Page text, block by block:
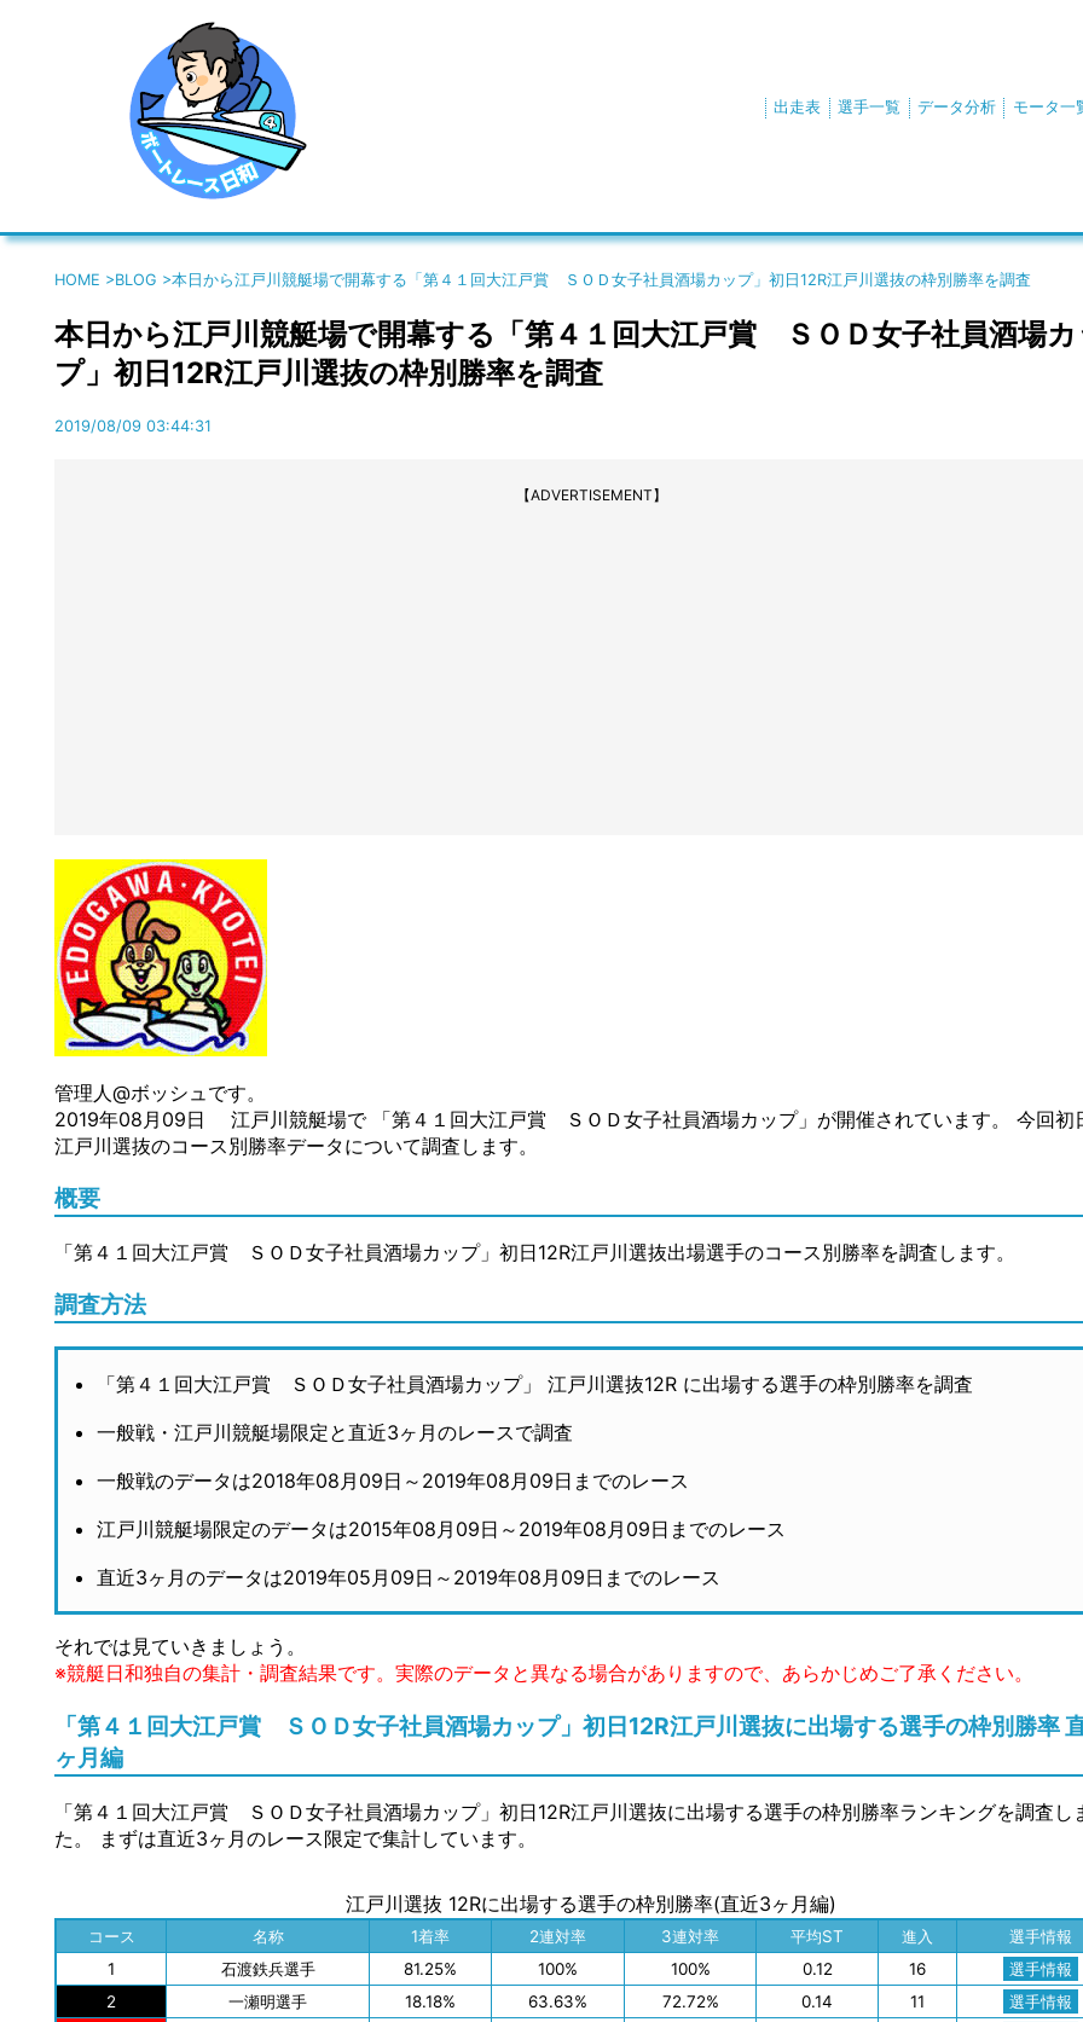
出走表 選手一覧 データ分析 モータ一
HOME >BLOG >本日から江戸川競艇場で開幕する「第４１回大江戸賞 ＳＯＤ女子社員酒場カップ」初日12R江戸川選抜の枠別勝率を調査
本日から江戸川競艇場で開幕する「第４１回大江戸賞 ＳＯＤ女子社員酒場カ
プ」初日12R江戸川選抜の枠別勝率を調査
2019/08/09 03:44:31
【ADVERTISEMENT】
管理人@ボッシュです。
2019年08月09日 江戸川競艇場で 「第４１回大江戸賞 ＳＯＤ女子社員酒場カップ」が開催されています。 今回初
江戸川選抜のコース別勝率データについて調査します。
概要
「第４１回大江戸賞 ＳＯＤ女子社員酒場カップ」初日12R江戸川選抜出場選手のコース別勝率を調査します。
調査方法
「第４１回大江戸賞 ＳＯＤ女子社員酒場カップ」 江戸川選抜12R に出場する選手の枠別勝率を調査
一般戦・江戸川競艇場限定と直近3ヶ月のレースで調査
一般戦のデータは2018年08月09日～2019年08月09日までのレース
江戸川競艇場限定のデータは2015年08月09日～2019年08月09日までのレース
直近3ヶ月のデータは2019年05月09日～2019年08月09日までのレース
それでは見ていきましょう。
※競艇日和独自の集計・調査結果です。実際のデータと異なる場合がありますので、あらかじめご了承ください。
「第４１回大江戸賞 ＳＯＤ女子社員酒場カップ」初日12R江戸川選抜に出場する選手の枠別勝率
ヶ月編
「第４１回大江戸賞 ＳＯＤ女子社員酒場カップ」初日12R江戸川選抜に出場する選手の枠別勝率ランキングを調査し
た。 まずは直近3ヶ月のレース限定で集計しています。
江戸川選抜 12Rに出場する選手の枠別勝率(直近3ヶ月編)
コース 名称 1着率 2連対率 3連対率 平均ST 進入
選手情報
1
石渡鉄兵選手 81.25% 100% 100% 0.12 16
選手情報
2
一瀬明選手 18.18% 63.63% 72.72% 0.14 11
選手情報